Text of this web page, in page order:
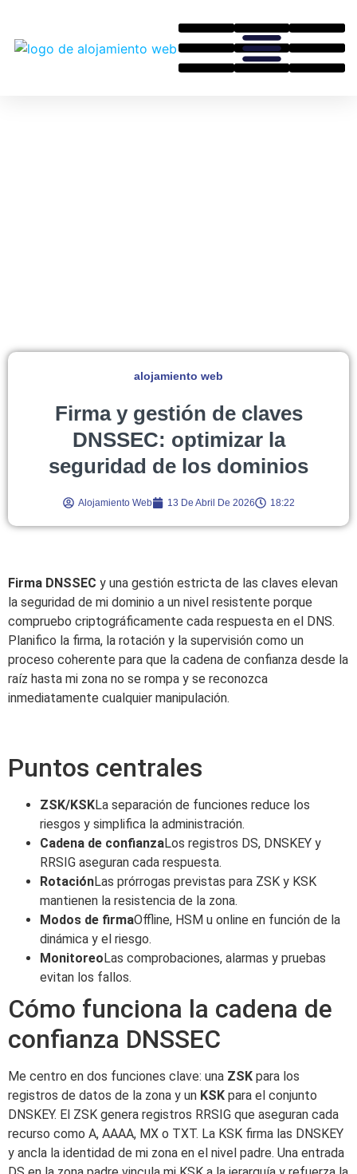
alojamiento web
Firma y gestión de claves
DNSSEC: optimizar la
seguridad de los dominios
Alojamiento Web 13 De Abril De 2026 18:22
Firma DNSSEC y una gestión estricta de las claves elevan
la seguridad de mi dominio a un nivel resistente porque
compruebo criptográficamente cada respuesta en el DNS.
Planifico la firma, la rotación y la supervisión como un
proceso coherente para que la cadena de confianza desde la
raíz hasta mi zona no se rompa y se reconozca
inmediatamente cualquier manipulación.
Puntos centrales
ZSK/KSKLa separación de funciones reduce los
riesgos y simplifica la administración.
Cadena de confianzaLos registros DS, DNSKEY y
RRSIG aseguran cada respuesta.
RotaciónLas prórrogas previstas para ZSK y KSK
mantienen la resistencia de la zona.
Modos de firmaOffline, HSM u online en función de la
dinámica y el riesgo.
MonitoreoLas comprobaciones, alarmas y pruebas
evitan los fallos.
Cómo funciona la cadena de
confianza DNSSEC
Me centro en dos funciones clave: una ZSK para los
registros de datos de la zona y un KSK para el conjunto
DNSKEY. El ZSK genera registros RRSIG que aseguran cada
recurso como A, AAAA, MX o TXT. La KSK firma las DNSKEY
y ancla la identidad de mi zona en el nivel padre. Una entrada